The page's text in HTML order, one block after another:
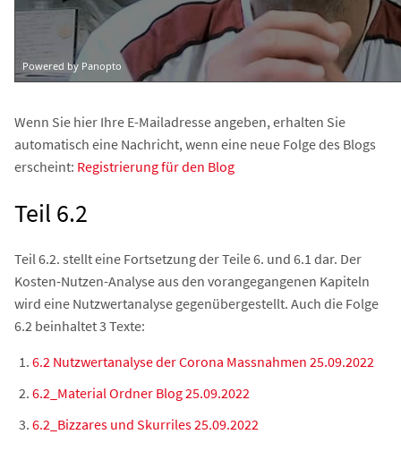
Wenn Sie hier Ihre E-Mailadresse angeben, erhalten Sie
automatisch eine Nachricht, wenn eine neue Folge des Blogs
erscheint: Registrierung für den Blog
Teil 6.2
Teil 6.2. stellt eine Fortsetzung der Teile 6. und 6.1 dar. Der
Kosten-Nutzen-Analyse aus den vorangegangenen Kapiteln
wird eine Nutzwertanalyse gegenübergestellt. Auch die Folge
6.2 beinhaltet 3 Texte:
6.2 Nutzwertanalyse der Corona Massnahmen 25.09.2022
6.2_Material Ordner Blog 25.09.2022
6.2_Bizzares und Skurriles 25.09.2022